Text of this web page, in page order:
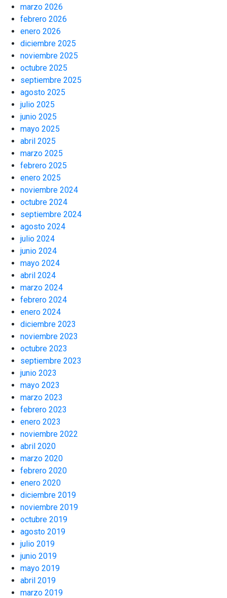
marzo 2026
febrero 2026
enero 2026
diciembre 2025
noviembre 2025
octubre 2025
septiembre 2025
agosto 2025
julio 2025
junio 2025
mayo 2025
abril 2025
marzo 2025
febrero 2025
enero 2025
noviembre 2024
octubre 2024
septiembre 2024
agosto 2024
julio 2024
junio 2024
mayo 2024
abril 2024
marzo 2024
febrero 2024
enero 2024
diciembre 2023
noviembre 2023
octubre 2023
septiembre 2023
junio 2023
mayo 2023
marzo 2023
febrero 2023
enero 2023
noviembre 2022
abril 2020
marzo 2020
febrero 2020
enero 2020
diciembre 2019
noviembre 2019
octubre 2019
agosto 2019
julio 2019
junio 2019
mayo 2019
abril 2019
marzo 2019